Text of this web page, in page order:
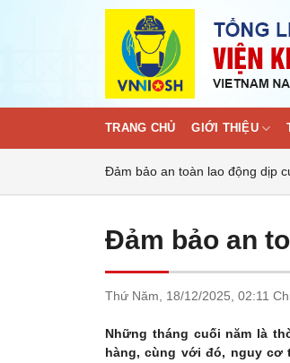
TRANG CHỦ GIỚI THIỆU
Đảm bảo an toàn lao động dịp
Đảm bảo an
Thứ Năm, 18/12/2025, 02:11
Những tháng cuối năm là
hàng, cùng với đó, nguy cơ